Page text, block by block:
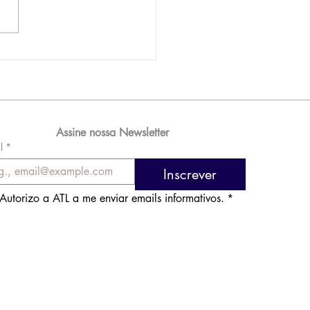
Assine nossa Newsletter
*
Inscrever
Autorizo a ATL a me enviar emails informativos. *